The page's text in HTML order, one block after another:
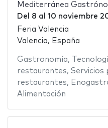
Mediterránea
Del 8 al 10 noviembre
Feria Valencia
Valencia, España
Gastronomía,
restaurantes, Servicios
restaurantes,
Alimentación